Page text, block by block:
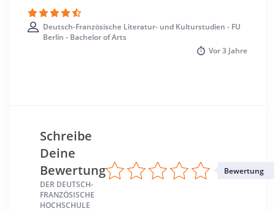
Deutsch-Französische Literatur- und Kulturstudien - FU
Berlin - Bachelor of Arts
Vor3 Jahre
Schreibe
Deine
Bewertung
DER DEUTSCH-
FRANZÖSISCHE
HOCHSCHULE
Bewertung